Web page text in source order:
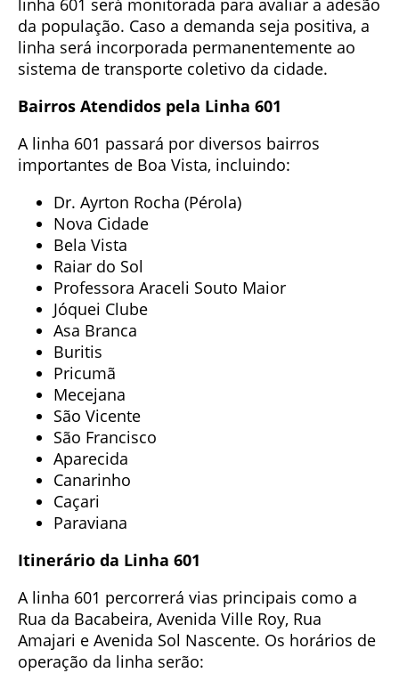
da população. Caso a demanda seja positiva, a
linha será incorporada permanentemente ao
sistema de transporte coletivo da cidade.
Bairros Atendidos pela Linha 601
A linha 601 passará por diversos bairros
importantes de Boa Vista, incluindo:
Dr. Ayrton Rocha (Pérola)
Nova Cidade
Bela Vista
Raiar do Sol
Professora Araceli Souto Maior
Jóquei Clube
Asa Branca
Buritis
Pricumã
Mecejana
São Vicente
São Francisco
Aparecida
Canarinho
Caçari
Paraviana
Itinerário da Linha 601
A linha 601 percorrerá vias principais como a
Rua da Bacabeira, Avenida Ville Roy, Rua
Amajari e Avenida Sol Nascente. Os horários de
operação da linha serão: